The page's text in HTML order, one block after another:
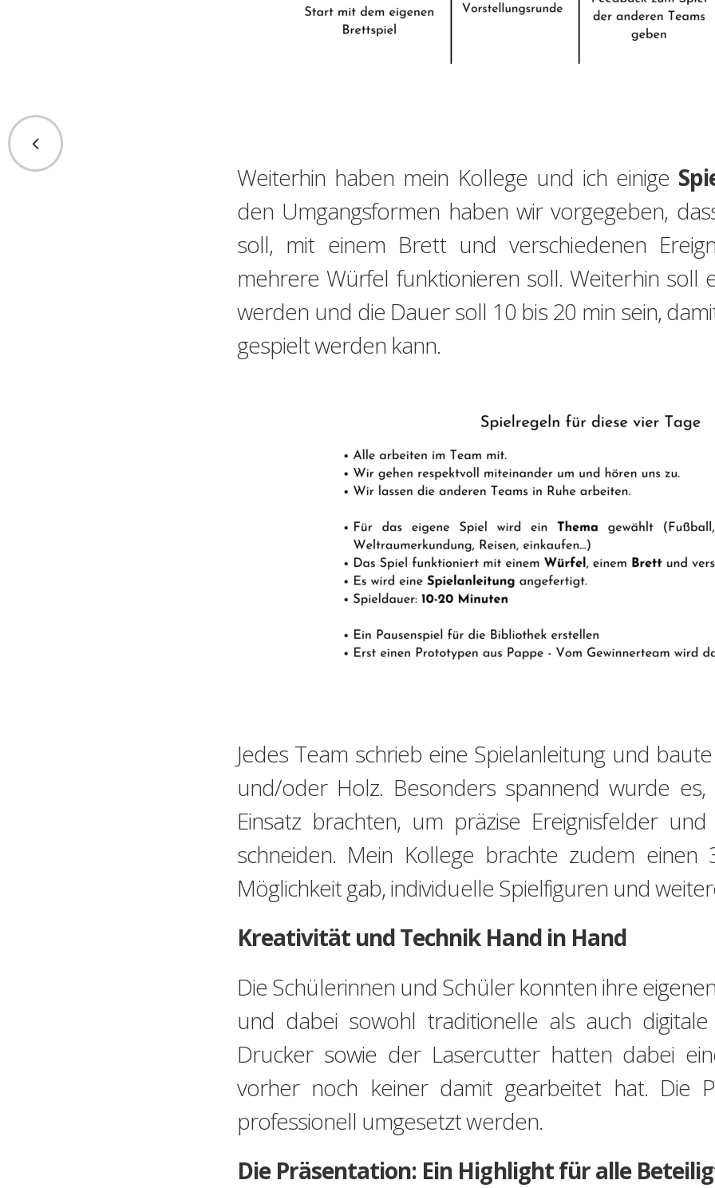
Weiterhin haben mein Kollege und ich einige
den Umgangsformen haben wir vorgegeben,
soll, mit einem Brett und verschiedenen
mehrere Würfel funktionieren soll. Weiterhin soll
werden und die Dauer soll 10 bis 20 min sein,
gespielt werden kann.
Jedes Team schrieb eine Spielanleitung und
und/oder Holz. Besonders spannend wurde
Einsatz brachten, um präzise Ereignisfelder
schneiden. Mein Kollege brachte zudem
Möglichkeit gab, individuelle Spielfiguren und
Kreativität und Technik Hand in Hand
Die Schülerinnen und Schüler konnten ihre
und dabei sowohl traditionelle als auch
Drucker sowie der Lasercutter hatten dabei
vorher noch keiner damit gearbeitet hat. Die
professionell umgesetzt werden.
Die Präsentation: Ein Highlight für alle